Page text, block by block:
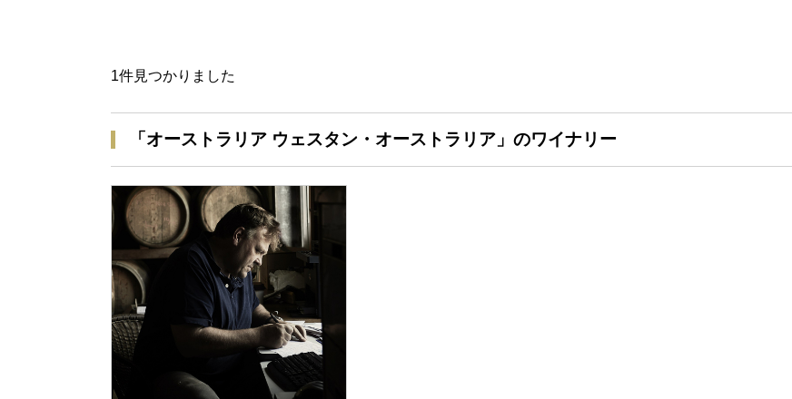
1件見つかりました
「オーストラリア ウェスタン・オーストラリア」のワイナリー